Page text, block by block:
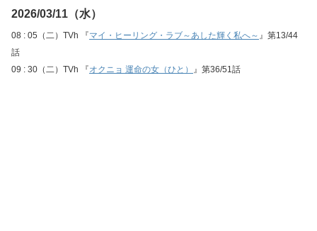
2026/03/11（水）
08 : 05（二）TVh 『マイ・ヒーリング・ラブ～あした輝く私へ～ 』第13/44
話
09 : 30（二）TVh 『オクニョ 運命の女（ひと） 』第36/51話